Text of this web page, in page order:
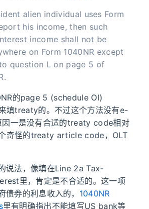
alien individual uses Form
his income, then such
income shall not be
on Form 1040NR except
question L on page 5 of
的page 5 (schedule OI)
填treaty的。不过这个方法没有e-
一是没有合适的treaty code相对
奇怪的treaty article code，OLT
说法，像填在Line 2a Tax-
里，肯定是不合适的。这一项
债券的利息收入的， 1040NR
里有明确指出不能填写US bank等